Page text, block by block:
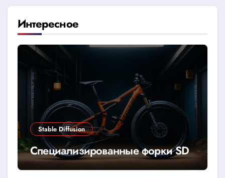
Интересное
Stable Diffusion
Специализированные форки SD